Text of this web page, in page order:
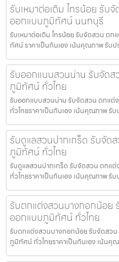
รับเหมาต่อเติม ไทรน้อย รับ
ออกแบบภูมิทัศน์ นนทบุรี
รับเหมาต่อเติม ไทรน้อย รับจัดสวน ต
ทัศน์ ราคาเป็นกันเอง เน้นคุณภาพ รับ
รับออกแบบสวนน่าน รับจัด
ภูมิทัศน์ ทั่วไทย
รับออกแบบสวนน่าน รับจัดสวน ตกแ
ทั่วไทยราคาเป็นกันเอง เน้นคุณภาพ รั
รับดูแลสวนปากเกร็ด รับจัด
ภูมิทัศน์ ทั่วไทย
รับดูแลสวนปากเกร็ด รับจัดสวน ตก
ทั่วไทยราคาเป็นกันเอง เน้นคุณภาพ รั
รับตกแต่งสวนบางกอกน้อย
ออกแบบภูมิทัศน์ ทั่วไทย
รับตกแต่งสวนบางกอกน้อย รับจัดสว
ภูมิทัศน์ ทั่วไทยราคาเป็นกันเอง เน้นคุ